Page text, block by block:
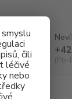
čili
léčivé
nebo
(Po-
CM 5 l